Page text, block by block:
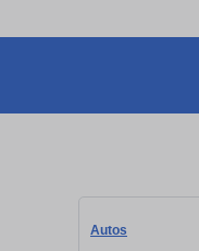
Autos